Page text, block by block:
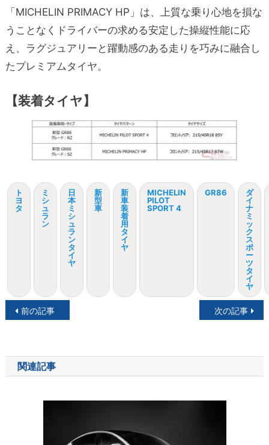
「MICHELIN PRIMACY HP」は、上質な乗り心地を損な
うことなくドライバーの求める安定した操縦性能に応
え、ラグジュアリーと躍動感のある走りを巧みに融合し
たプレミアムタイヤ。
【装着タイヤ】
ト
ヨ
タ
ミ
シ
ュ
ラ
ン
日
本
ミ
シ
ュ
ラ
ン
タ
イ
ヤ
新
型
車
新
車
装
着
用
タ
イ
ヤ
MICHELIN
PILOT
SPORT 4
GR86
ダ
イ
ナ
ミ
ッ
ク
ス
ポ
ー
ツ
タ
イ
ヤ
投
ナ
ビ
前の記事 次の記事
関連記事